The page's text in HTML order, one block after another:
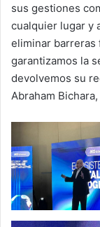
sus gestiones
cualquier lugar y
eliminar barreras
garantizamos la
devolvemos su
Abraham